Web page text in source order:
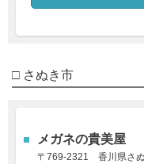
□ さぬき市
メガネの貴美屋
〒769-2321 香川県さ